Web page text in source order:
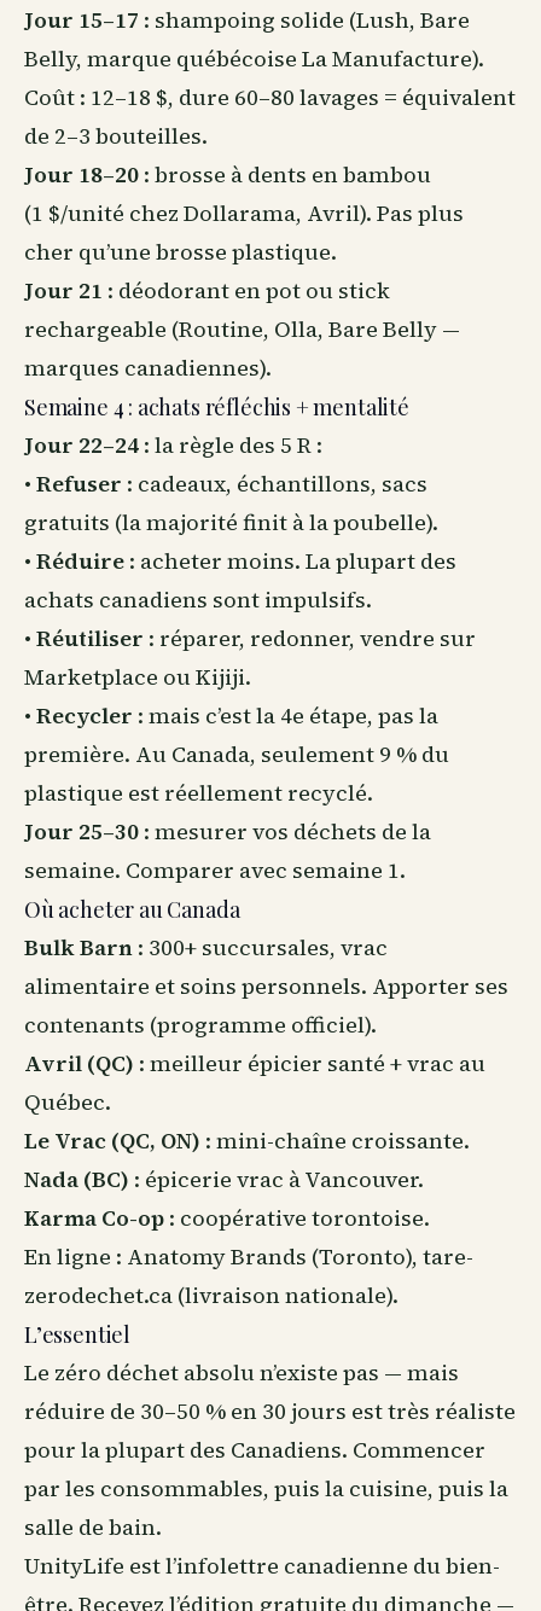
Jour 15–17 : shampoing solide (Lush, Bare
Belly, marque québécoise La Manufacture).
Coût : 12–18 $, dure 60–80 lavages = équivalent
de 2–3 bouteilles.
Jour 18–20 : brosse à dents en bambou
(1 $/unité chez Dollarama, Avril). Pas plus
cher qu’une brosse plastique.
Jour 21 : déodorant en pot ou stick
rechargeable (Routine, Olla, Bare Belly —
marques canadiennes).
Semaine 4 : achats réfléchis + mentalité
Jour 22–24 : la règle des 5 R :
• Refuser : cadeaux, échantillons, sacs
gratuits (la majorité finit à la poubelle).
• Réduire : acheter moins. La plupart des
achats canadiens sont impulsifs.
• Réutiliser : réparer, redonner, vendre sur
Marketplace ou Kijiji.
• Recycler : mais c’est la 4e étape, pas la
première. Au Canada, seulement 9 % du
plastique est réellement recyclé.
Jour 25–30 : mesurer vos déchets de la
semaine. Comparer avec semaine 1.
Où acheter au Canada
Bulk Barn : 300+ succursales, vrac
alimentaire et soins personnels. Apporter ses
contenants (programme officiel).
Avril (QC) : meilleur épicier santé + vrac au
Québec.
Le Vrac (QC, ON) : mini-chaîne croissante.
Nada (BC) : épicerie vrac à Vancouver.
Karma Co-op : coopérative torontoise.
En ligne : Anatomy Brands (Toronto), tare-
zerodechet.ca (livraison nationale).
L’essentiel
Le zéro déchet absolu n’existe pas — mais
réduire de 30–50 % en 30 jours est très réaliste
pour la plupart des Canadiens. Commencer
par les consommables, puis la cuisine, puis la
salle de bain.
UnityLife est l’infolettre canadienne dubien-
être. Recevez l’édition gratuite du dimanche —